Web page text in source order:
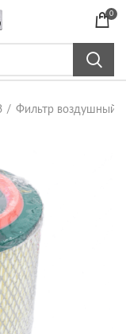
0
Фильтр воздушный